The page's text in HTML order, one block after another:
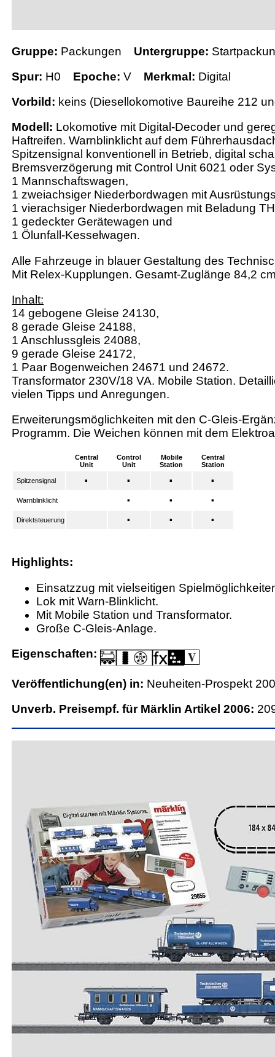
Gruppe: Packungen Untergruppe:
Spur: H0 Epoche: V Merkmal: Digital
Vorbild: keins (Diesellokomotive Baureihe 212
Modell: Lokomotive mit Digital-Decoder und
Haftreifen. Warnblinklicht auf dem
Spitzensignal konventionell in Betrieb, digital
Bremsverzögerung mit Control Unit 6021 oder
1 Mannschaftswagen,
1 zweiachsiger Niederbordwagen mit
1 vierachsiger Niederbordwagen mit Beladung
1 gedeckter Gerätewagen und
1 Ölunfall-Kesselwagen.
Alle Fahrzeuge in blauer Gestaltung des
Mit Relex-Kupplungen. Gesamt-Zuglänge 84,2
Inhalt:
14 gebogene Gleise 24130,
8 gerade Gleise 24188,
1 Anschlussgleis 24088,
9 gerade Gleise 24172,
1 Paar Bogenweichen 24671 und 24672.
Transformator 230V/18 VA. Mobile Station.
vielen Tipps und Anregungen.
Erweiterungsmöglichkeiten mit den C-Gleis-
Programm. Die Weichen können mit dem
Central
Unit
Control
Unit
Mobile
Station
Central
Station
Spitzensignal · · · ·
Warnblinklicht · · ·
Direktsteuerung · · ·
Highlights:
Einsatzzug mit vielseitigen
Lok mit Warn-Blinklicht.
Mit Mobile Station und Transformator.
Große C-Gleis-Anlage.
Eigenschaften:
Veröffentlichung(en) in: Neuheiten-Prospekt
Unverb. Preisempf. für Märklin Artikel 2006: